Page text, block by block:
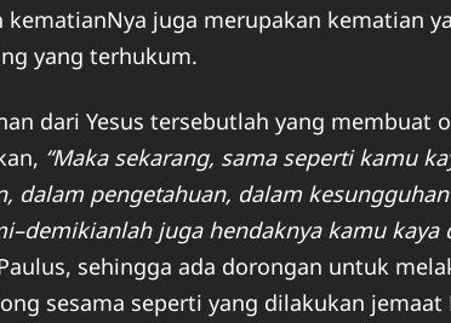
kematianNya juga merupakan kematian
yang terhukum.
dari Yesus tersebutlah yang membuat
“Maka sekarang, sama seperti kamu
dalam pengetahuan, dalam
juga hendaknya kamu kaya
sehingga ada dorongan untuk
sesama seperti yang dilakukan